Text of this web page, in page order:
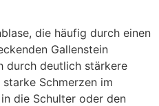
die häufig durch einen
Gallenstein
durch deutlich stärkere
Schmerzen im
die Schulter oder den